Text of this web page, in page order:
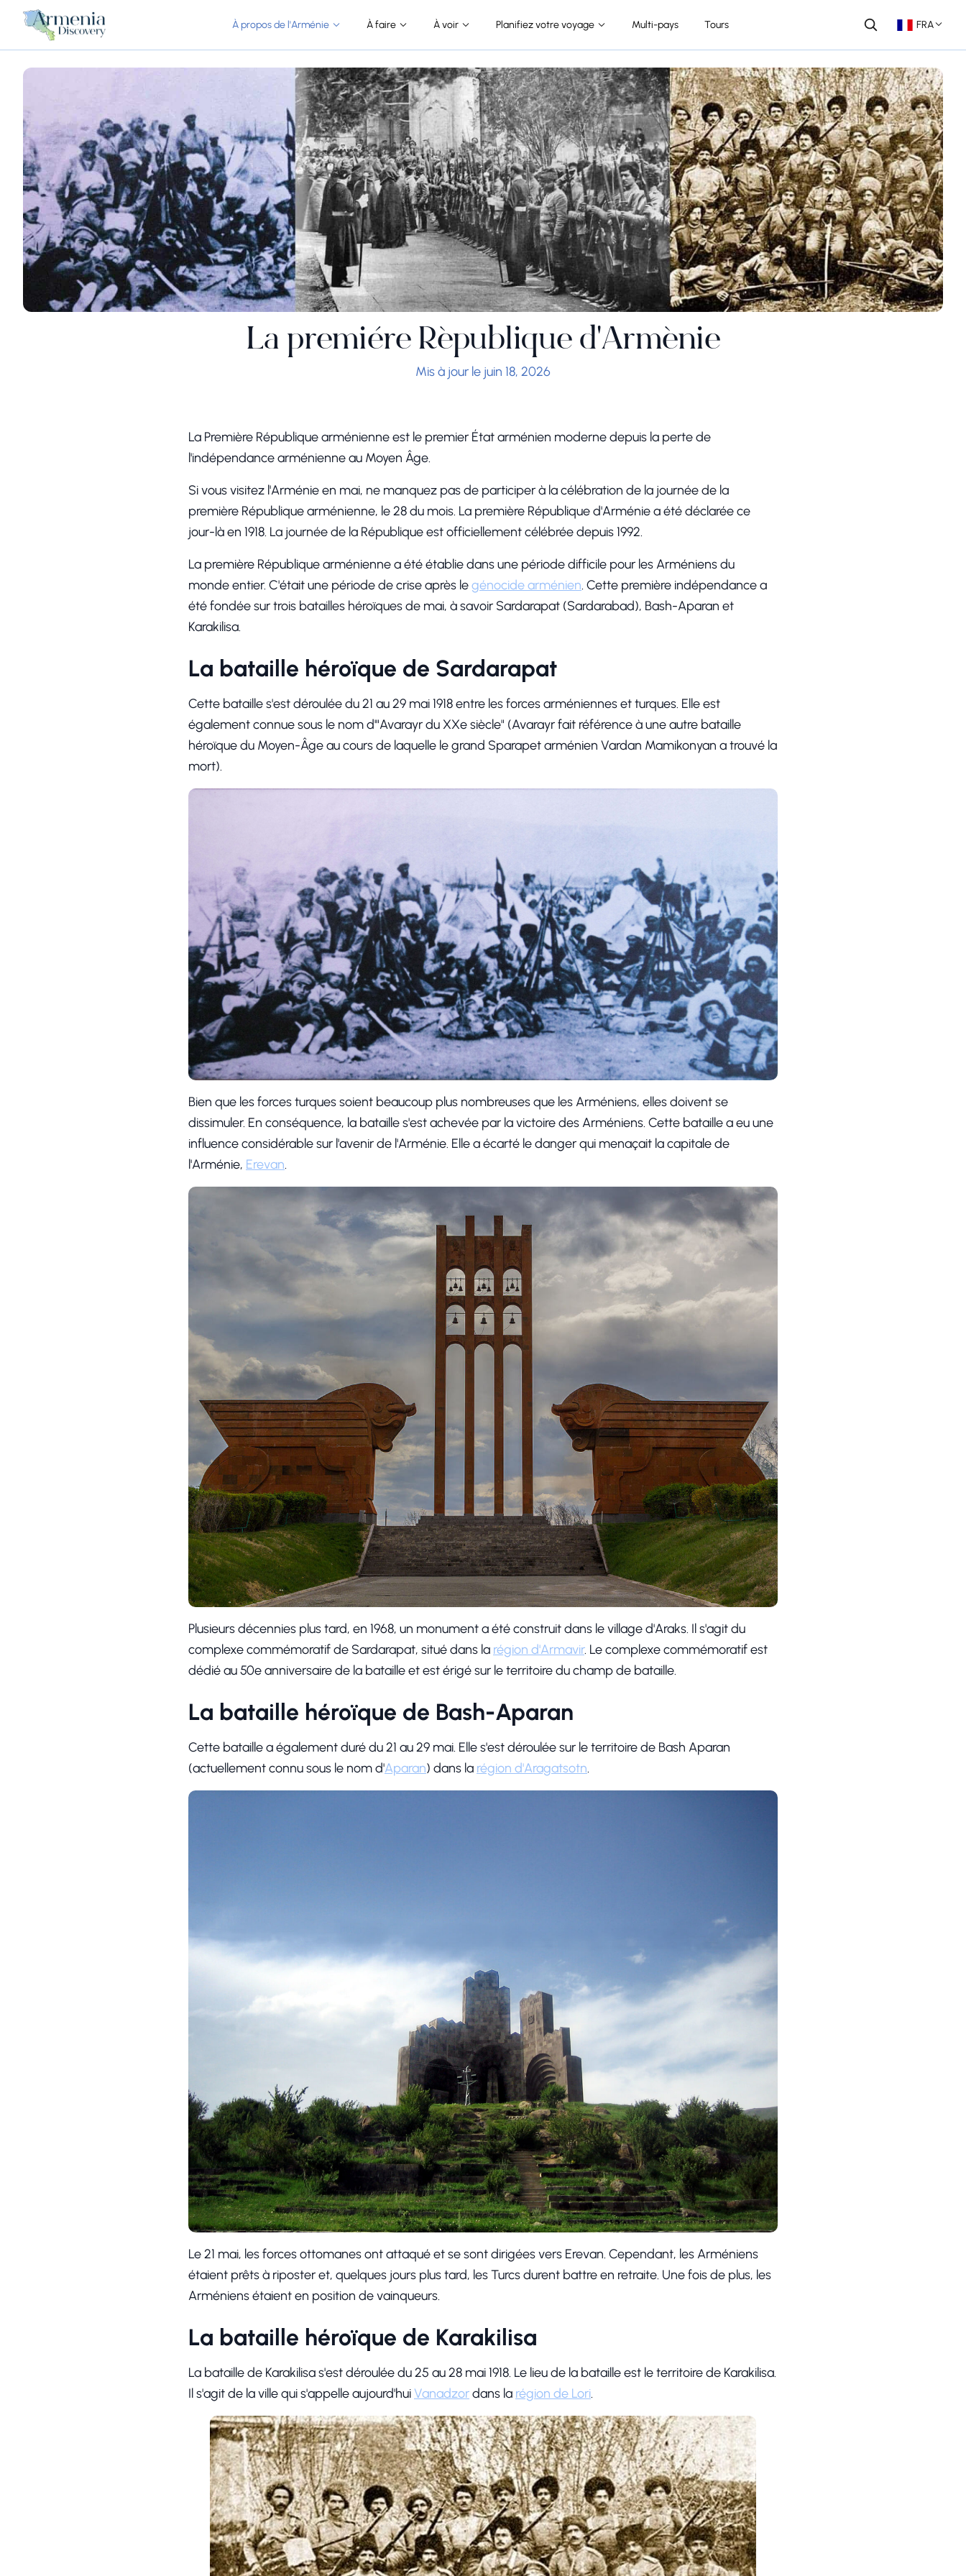
À propos de l'Arménie À faire À voir Planifiez votre voyage Multi-pays Tours FRA
La première République d'Arménie
Mis à jour le juin 18, 2026
La Première République arménienne est le premier État arménien moderne depuis la perte de
l'indépendance arménienne au Moyen Âge.
Si vous visitez l'Arménie en mai, ne manquez pas de participer à la célébration de la journée de la
première République arménienne, le 28 du mois. La première République d'Arménie a été déclarée ce
jour-là en 1918. La journée de la République est officiellement célébrée depuis 1992.
La première République arménienne a été établie dans une période difficile pour les Arméniens du
monde entier. C'était une période de crise après legénocide arménien. Cette première indépendance a
été fondée sur trois batailles héroïques de mai, à savoir Sardarapat (Sardarabad), Bash-Aparan et
Karakilisa.
La bataille héroïque de Sardarapat
Cette bataille s'est déroulée du 21 au 29 mai 1918 entre les forces arméniennes et turques. Elle est
également connue sous le nom d'"Avarayr du XXe siècle" (Avarayr fait référence à une autre bataille
héroïque du Moyen-Âge au cours de laquelle le grand Sparapet arménien Vardan Mamikonyan a trouvé la
mort).
Bien que les forces turques soient beaucoup plus nombreuses que les Arméniens, elles doivent se
dissimuler. En conséquence, la bataille s'est achevée par la victoire des Arméniens. Cette bataille a eu une
influence considérable sur l'avenir de l'Arménie. Elle a écarté le danger qui menaçait la capitale de
l'Arménie, Erevan.
Plusieurs décennies plus tard, en 1968, un monument a été construit dans le village d'Araks. Il s'agit du
complexe commémoratif de Sardarapat, situé dans la région d'Armavir. Le complexe commémoratif est
dédié au 50e anniversaire de la bataille et est érigé sur le territoire du champ de bataille.
La bataille héroïque de Bash-Aparan
Cette bataille a également duré du 21 au 29 mai. Elle s'est déroulée sur le territoire de Bash Aparan
(actuellement connu sous le nom d'Aparan) dans la région d'Aragatsotn.
Le 21 mai, les forces ottomanes ont attaqué et se sont dirigées vers Erevan. Cependant, les Arméniens
étaient prêts à riposter et, quelques jours plus tard, les Turcs durent battre en retraite. Une fois de plus, les
Arméniens étaient en position de vainqueurs.
La bataille héroïque de Karakilisa
La bataille de Karakilisa s'est déroulée du 25 au 28 mai 1918. Le lieu de la bataille est le territoire de Karakilisa.
Il s'agit de la ville qui s'appelle aujourd'huiVanadzordans la région de Lori.